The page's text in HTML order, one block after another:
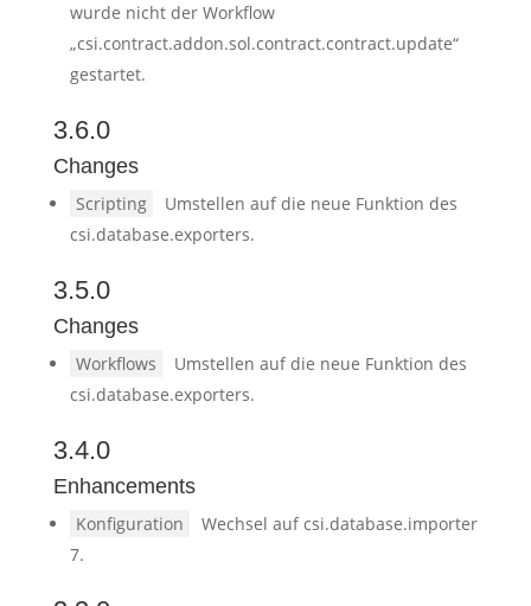
wurde nicht der Workflow
„csi.contract.addon.sol.contract.contract.update“
gestartet.
3.6.0
Changes
Scripting
Umstellen auf die neue Funktion des
csi.database.exporters.
3.5.0
Changes
Workflows
Umstellen auf die neue Funktion des
csi.database.exporters.
3.4.0
Enhancements
Konfiguration
Wechsel auf csi.database.importer
7.